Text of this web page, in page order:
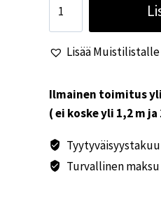
Jokon
määrä
Lisää Muistilistalle
Ilmainen toimitus
( ei koske yli 1,2 m
Tyytyväisyystakuu
Turvallinen maksu